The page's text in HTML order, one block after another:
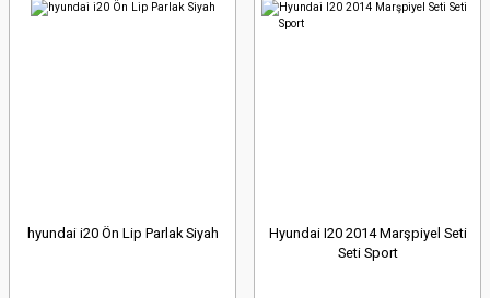
hyundai i20 Ön Lip Parlak Siyah
Hyundai I20 2014 Marşpiyel Seti
Seti Sport